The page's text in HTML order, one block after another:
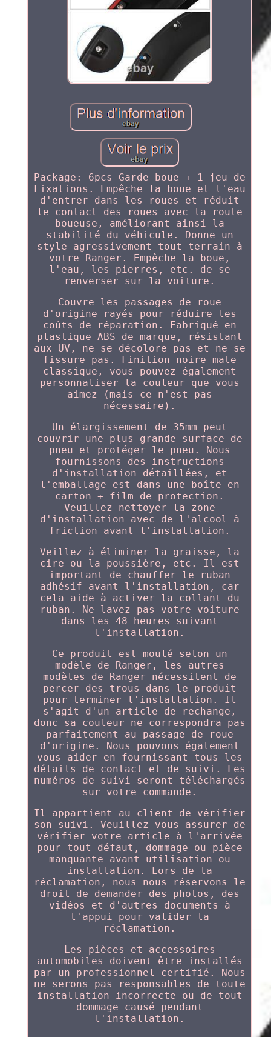
Package: 6pcs Garde-boue + 1 jeu de
Fixations. Empêche la boue et l'eau
d'entrer dans les roues et réduit
le contact des roues avec la route
boueuse, améliorant ainsi la
stabilité du véhicule. Donne un
style agressivement tout-terrain à
votre Ranger. Empêche la boue,
l'eau, les pierres, etc. de se
renverser sur la voiture.
Couvre les passages de roue
d'origine rayés pour réduire les
coûts de réparation. Fabriqué en
plastique ABS de marque, résistant
aux UV, ne se décolore pas et ne se
fissure pas. Finition noire mate
classique, vous pouvez également
personnaliser la couleur que vous
aimez (mais ce n'est pas
nécessaire).
Un élargissement de 35mm peut
couvrir une plus grande surface de
pneu et protéger le pneu. Nous
fournissons des instructions
d'installation détaillées, et
l'emballage est dans une boîte en
carton + film de protection.
Veuillez nettoyer la zone
d'installation avec de l'alcool à
friction avant l'installation.
Veillez à éliminer la graisse, la
cire ou la poussière, etc. Il est
important de chauffer le ruban
adhésif avant l'installation, car
cela aide à activer la collant du
ruban. Ne lavez pas votre voiture
dans les 48 heures suivant
l'installation.
Ce produit est moulé selon un
modèle de Ranger, les autres
modèles de Ranger nécessitent de
percer des trous dans le produit
pour terminer l'installation. Il
s'agit d'un article de rechange,
donc sa couleur ne correspondra pas
parfaitement au passage de roue
d'origine. Nous pouvons également
vous aider en fournissant tous les
détails de contact et de suivi. Les
numéros de suivi seront téléchargés
sur votre commande.
Il appartient au client de vérifier
son suivi. Veuillez vous assurer de
vérifier votre article à l'arrivée
pour tout défaut, dommage ou pièce
manquante avant utilisation ou
installation. Lors de la
réclamation, nous nous réservons le
droit de demander des photos, des
vidéos et d'autres documents à
l'appui pour valider la
réclamation.
Les pièces et accessoires
automobiles doivent être installés
par un professionnel certifié. Nous
ne serons pas responsables de toute
installation incorrecte ou de tout
dommage causé pendant
l'installation.